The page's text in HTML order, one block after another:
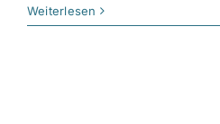
Weiterlesen